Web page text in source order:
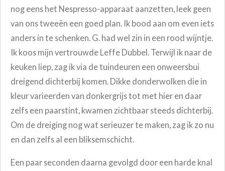
nog eens het Nespresso-apparaat aanzetten, leek geen
van ons tweeën een goed plan. Ik bood aan om even iets
anders in te schenken. G. had wel zin in een rood wijntje.
Ik koos mijn vertrouwde Leffe Dubbel. Terwijl ik naar de
keuken liep, zag ik via de tuindeuren een onweersbui
dreigend dichterbij komen. Dikke donderwolken die in
kleur varieerden van donkergrijs tot met hier en daar
zelfs een paarstint, kwamen zichtbaar steeds dichterbij.
Om de dreiging nog wat serieuzer te maken, zag ik zo nu
en dan zelfs al een bliksemschicht.
Een paar seconden daarna gevolgd door een harde knal